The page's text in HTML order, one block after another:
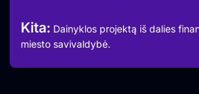
====
We welcome the New Year with two
Kita: Dainyklos projektą iš dalies
miesto savivaldybė.